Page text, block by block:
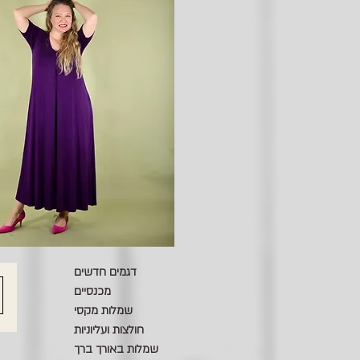
דגמים חדשים
מכנסיים
שמלות מקסי
חולצות ועליוניות
שמלות באורך ברך